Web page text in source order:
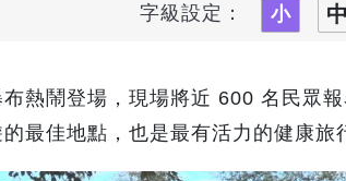
字級設定：
熱鬧登場，現場將近 600 名民眾
最佳地點，也是最有活力的健康旅